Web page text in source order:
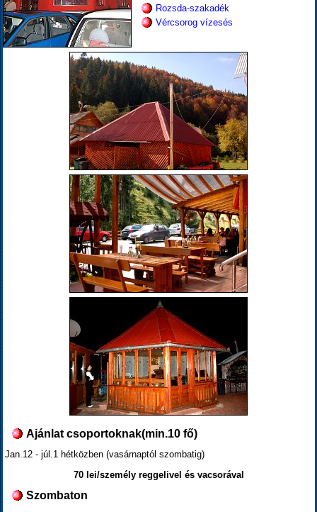
Rozsda-szakadék
Vércsorog vízesés
Ajánlat csoportoknak(min.10 fő)
Jan.12 - júl.1 hétközben (vasárnaptól szombatig)
70 lei/személy reggelivel és vacsorával
Szombaton